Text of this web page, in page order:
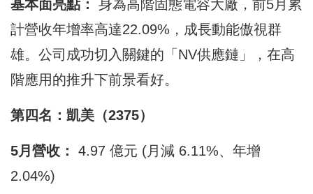
基本面亮點：
身為高階固態電容大廠，前5月累
計營收年增率高達22.09%，成長動能傲視群
雄。公司成功切入關鍵的「NV供應鏈」，在高
階應用的推升下前景看好。
第四名：凱美（2375）
5月營收：
4.97 億元 (月減 6.11%、年增
2.04%)